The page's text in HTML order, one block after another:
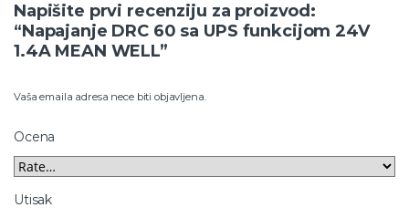
Napišite prvi recenziju za proizvod:
“Napajanje DRC 60 sa UPS funkcijom 24V
1.4A MEAN WELL”
Vaša emaila adresa nece biti objavljena.
Ocena
Utisak